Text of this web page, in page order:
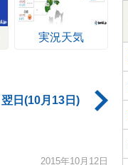
実況天気
翌日(10月13日)
2015年10月12日